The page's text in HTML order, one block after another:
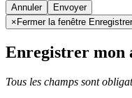
Annuler
× Fermer la fenêtre
Enregistrer mon
Tous les champs sont